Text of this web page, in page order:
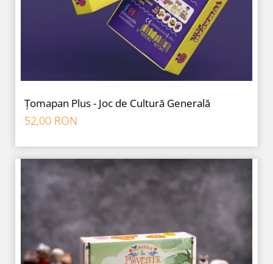
Țomapan Plus - Joc de Cultură Generală
52,00 RON